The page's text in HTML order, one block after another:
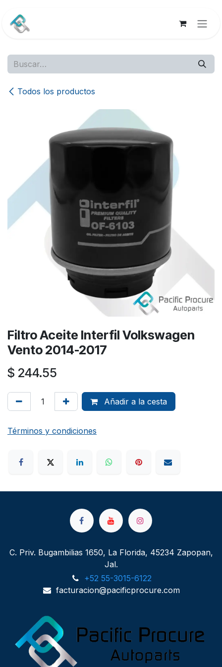
Todos los productos
Filtro Aceite Interfil Volkswagen
Vento 2014-2017
$ 244.55
Añadir a la cesta
Términos y condiciones
C. Priv. Bugambilias 1650, La Florida, 45234 Zapopan,
Jal.
+52 55-3015-6122
facturacion@pacificprocure.com